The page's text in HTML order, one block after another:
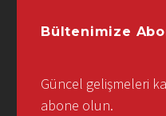
Bültenimize
Güncel gelişmeleri
abone olun.